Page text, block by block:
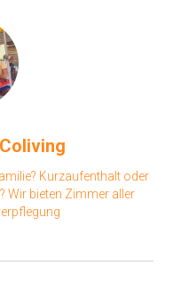
Kurzaufenthalt oder
Wir bieten Zimmer aller